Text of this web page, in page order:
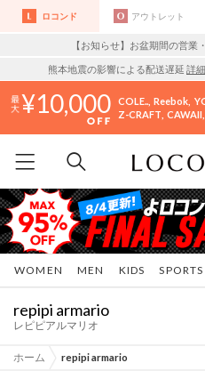
ロコンド アウトレット
【お知らせ】お盆期間の営業
熊本地震の影響による配送遅延 詳細
10,000 COLE.. Reebok
Z-CRAFT CAWAII
WOMEN MEN KIDS SPORTS
repipi armario
レピピアルマリオ
ホーム repipi armario